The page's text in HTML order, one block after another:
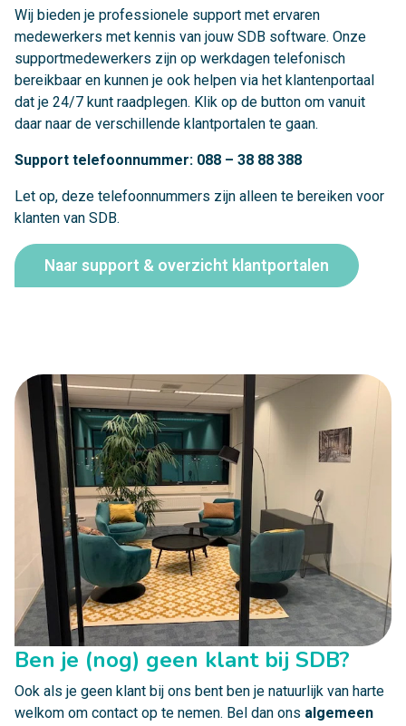
Wij bieden je professionele support met ervaren
medewerkers met kennis van jouw SDB software. Onze
supportmedewerkers zijn op werkdagen telefonisch
bereikbaar en kunnen je ook helpen via het klantenportaal
dat je 24/7 kunt raadplegen. Klik op de button om vanuit
daar naar de verschillende klantportalen te gaan.
Support telefoonnummer: 088 – 38 88 388
Let op, deze telefoonnummers zijn alleen te bereiken voor
klanten van SDB.
Naar support & overzicht klantportalen
Ben je (nog) geen klant bij SDB?
Ook als je geen klant bij ons bent ben je natuurlijk van harte
welkom om contact op te nemen. Bel dan ons algemeen